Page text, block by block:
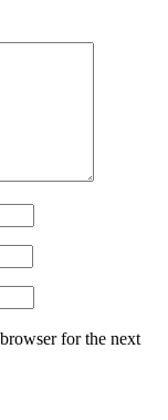
for the next